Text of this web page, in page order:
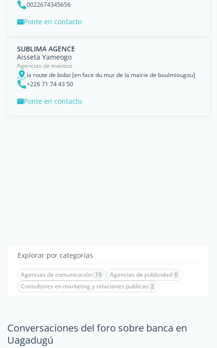
0022674345656
Ponte en contacto
SUBLIMA AGENCE
Aisseta Yameogo
Agencias de eventos
la route de bobo [en face du mur de la mairie de boulmiougou]
+226 71 74 43 50
Ponte en contacto
Explorar por categorías
Agencias de comunicación 19 Agencias de publicidad 6
Consultores en marketing y relaciones publicas 2
Conversaciones del foro sobre banca en
Uagadugú